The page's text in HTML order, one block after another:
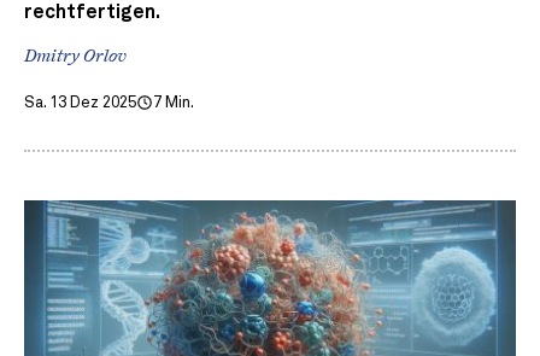
rechtfertigen.
Dmitry Orlov
Sa. 13 Dez 2025 7 Min.